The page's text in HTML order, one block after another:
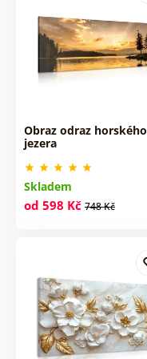
Obraz odraz horského
jezera
Skladem
od 598 Kč 748 Kč